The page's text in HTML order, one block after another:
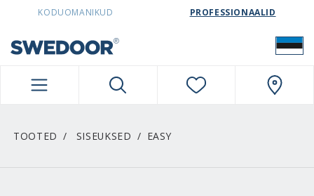
SWEDOORESTONIA NAVIGATION
KODUOMANIKUD PROFESSIONAALID
TOOTED SISEUKSED EASY